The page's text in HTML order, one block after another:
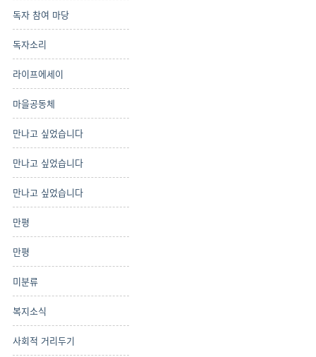
독자 참여 마당
독자소리
라이프에세이
마을공동체
만나고 싶었습니다
만나고 싶었습니다
만나고 싶었습니다
만평
만평
미분류
복지소식
사회적 거리두기